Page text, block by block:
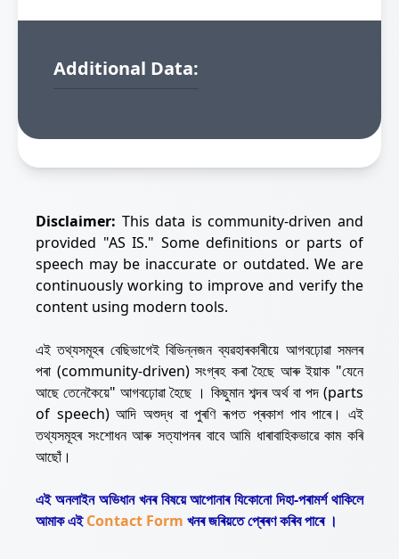
Additional Data:
Disclaimer: This data is community-driven and
provided "AS IS." Some definitions or parts of
speech may be inaccurate or outdated. We are
continuously working to improve and verify the
content using modern tools.
এই তথ্যসমূহৰ বেছিভাগেই বিভিন্নজন ব্যৱহাৰকাৰীয়ে আগবঢ়োৱা সমলৰ
পৰা (community-driven) সংগ্ৰহ কৰা হৈছে আৰু ইয়াক "যেনে
আছে তেনেকৈয়ে" আগবঢ়োৱা হৈছে । কিছুমান শব্দৰ অৰ্থ বা পদ (parts
of speech) আদি অশুদ্ধ বা পুৰণি ৰূপত প্ৰকাশ পাব পাৰে। এই
তথ্যসমূহৰ সংশোধন আৰু সত্যাপনৰ বাবে আমি ধাৰাবাহিকভাৱে কাম কৰি
আছোঁ।
এই অনলাইন অভিধান খনৰ বিষয়ে আপোনাৰ যিকোনো দিহা-পৰামৰ্শ থাকিলে
আমাক এইContact Form খনৰ জৰিয়তে প্ৰেৰণ কৰিব পাৰে ।